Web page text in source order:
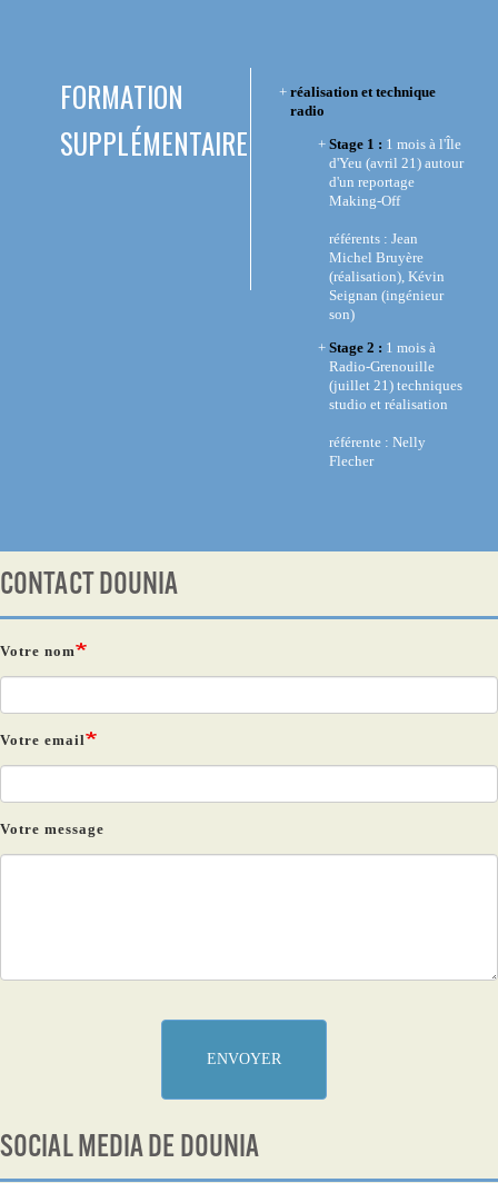
FORMATION
SUPPLÉMENTAIRE
réalisation et technique
radio
Stage 1 : 1 mois à l'Île
d'Yeu (avril 21) autour
d'un reportage
Making-Off
référents : Jean
Michel Bruyère
(réalisation), Kévin
Seignan (ingénieur
son)
Stage 2 : 1 mois à
Radio-Grenouille
(juillet 21) techniques
studio et réalisation
référente : Nelly
Flecher
CONTACT DOUNIA
Votre nom
Votre email
Votre message
ENVOYER
SOCIAL MEDIA DE DOUNIA